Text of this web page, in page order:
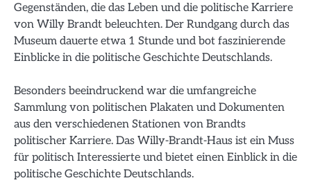
Gegenständen, die das Leben und die politische Karriere
von Willy Brandt beleuchten. Der Rundgang durch das
Museum dauerte etwa 1 Stunde und bot faszinierende
Einblicke in die politische Geschichte Deutschlands.
Besonders beeindruckend war die umfangreiche
Sammlung von politischen Plakaten und Dokumenten
aus den verschiedenen Stationen von Brandts
politischer Karriere. Das Willy-Brandt-Haus ist ein Muss
für politisch Interessierte und bietet einen Einblick in die
politische Geschichte Deutschlands.